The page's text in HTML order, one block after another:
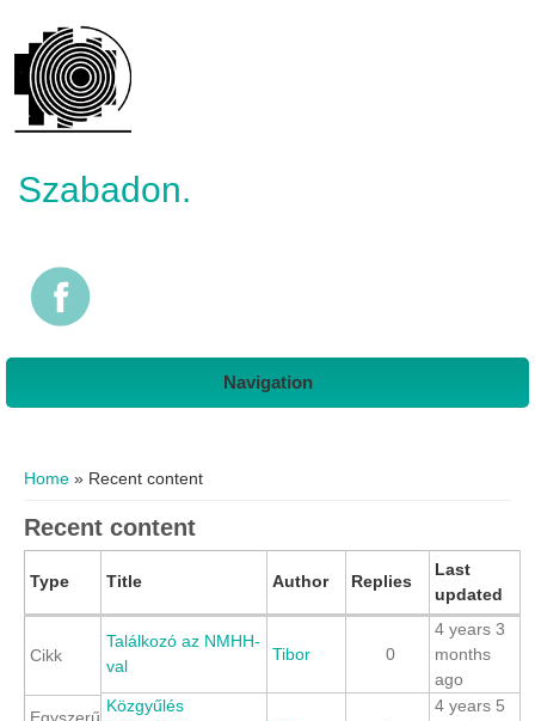
Szabadon.
Navigation
Home » Recent content
Recent content
Type Title Author Replies
Last
updated
Cikk
Találkozó az NMHH-
val
Tibor 0
4 years 3
months
ago
Közgyűlés
4 years 5